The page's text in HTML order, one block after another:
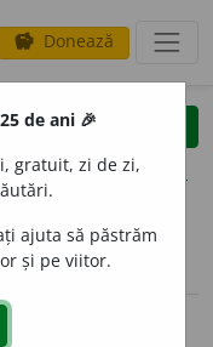
savings Donează
clear
opțiuni
de ani 🎉
gratuit, zi de zi,
ajuta să păstrăm
și pe viitor.